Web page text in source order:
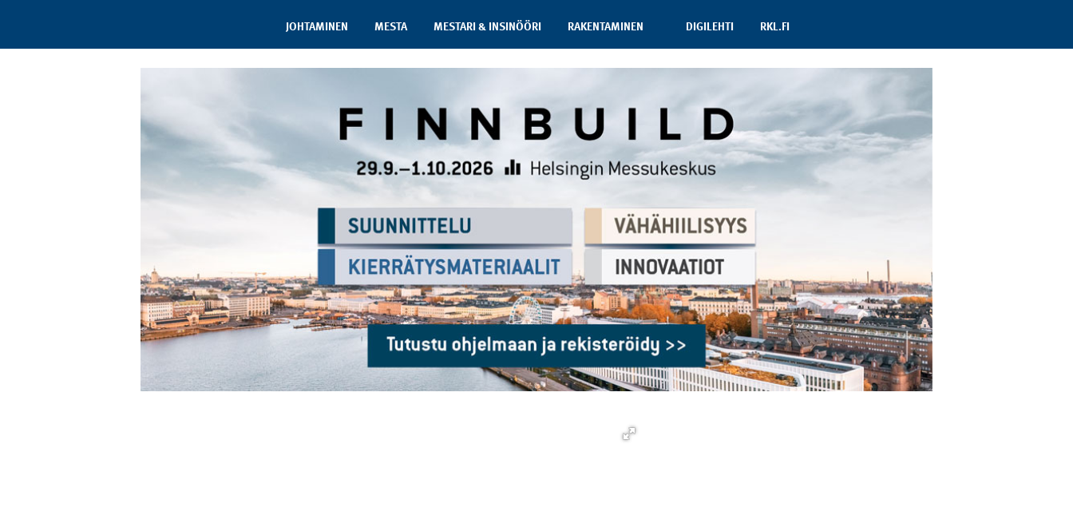
JOHTAMINEN MESTA MESTARI & INSINÖÖRI RAKENTAMINEN DIGILEHTI RKL.FI